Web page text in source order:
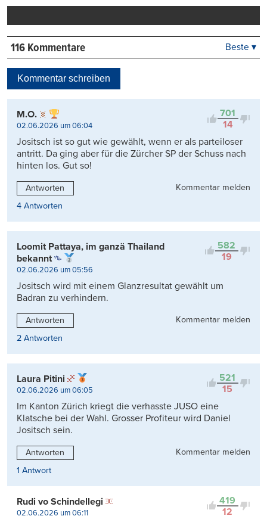
drucken
116 Kommentare
Kontrovers
Beste ▾
Kommentar schreiben
701
14
M.O.
02.06.2026 um 06:04
Jositsch ist so gut wie gewählt, wenn er als parteiloser
antritt. Da ging aber für die Zürcher SP der Schuss nach
hinten los. Gut so!
Antworten
Kommentar melden
4 Antworten
582
19
Loomit Pattaya, im ganzä Thailand
bekannt
02.06.2026 um 05:56
Jositsch wird mit einem Glanzresultat gewählt um
Badran zu verhindern.
Antworten
Kommentar melden
2 Antworten
521
15
Laura Pitini
02.06.2026 um 06:05
Im Kanton Zürich kriegt die verhasste JUSO eine
Klatsche bei der Wahl. Grosser Profiteur wird Daniel
Jositsch sein.
Antworten
Kommentar melden
1 Antwort
419
12
Rudi vo Schindellegi
02.06.2026 um 06:11